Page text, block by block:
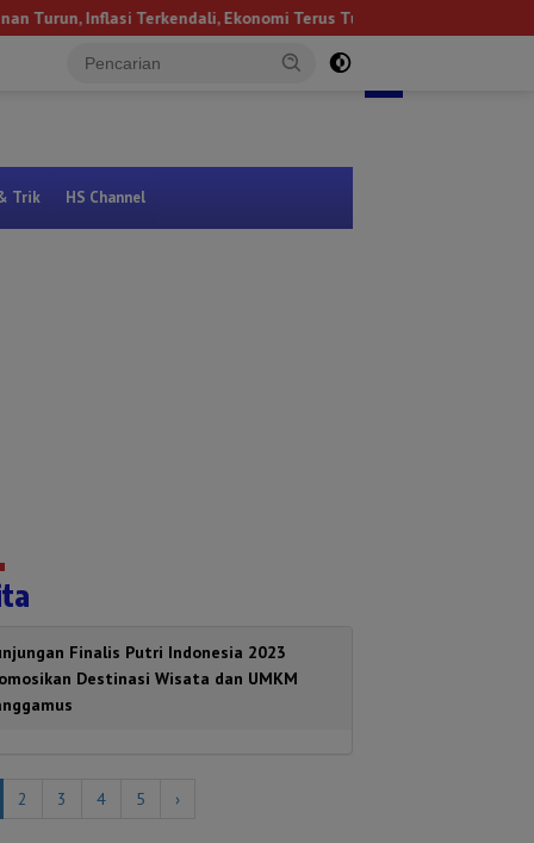
Ekonomi Terus Tumbuh
Trik HS Channel
Finalis Putri Indonesia 2023
Destinasi Wisata dan UMKM
2 3 4 5 ›
NEXT